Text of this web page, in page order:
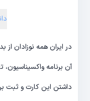
در ایران همه نوزادان
آن برنامه
داشتن این کارت و ثبت